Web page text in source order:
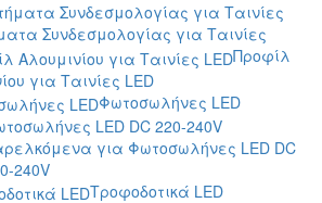
Συνδεσμολογίας για Ταινίες
Προφίλ
για Ταινίες LED
Φωτοσωλήνες LED
LED DC 220-240V
για Φωτοσωλήνες LED DC
240V
Τροφοδοτικά LED